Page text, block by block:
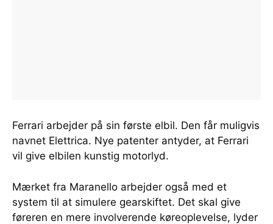
Ferrari arbejder på sin første elbil. Den får muligvis
navnet Elettrica. Nye patenter antyder, at Ferrari
vil give elbilen kunstig motorlyd.
Mærket fra Maranello arbejder også med et
system til at simulere gearskiftet. Det skal give
føreren en mere involverende køreoplevelse, lyder